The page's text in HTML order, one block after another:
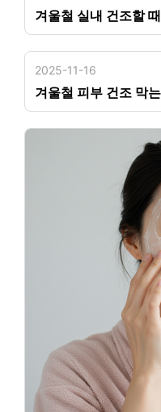
겨울철 실내 건조할
2025-11-16
겨울철 피부 건조 막